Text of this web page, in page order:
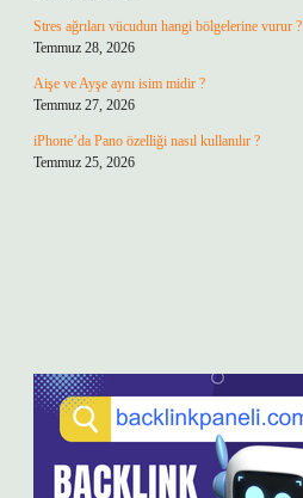
Stres ağrıları vücudun hangi bölgelerine vurur ?
Temmuz 28, 2026
Aişe ve Ayşe aynı isim midir ?
Temmuz 27, 2026
iPhone’da Pano özelliği nasıl kullanılır ?
Temmuz 25, 2026